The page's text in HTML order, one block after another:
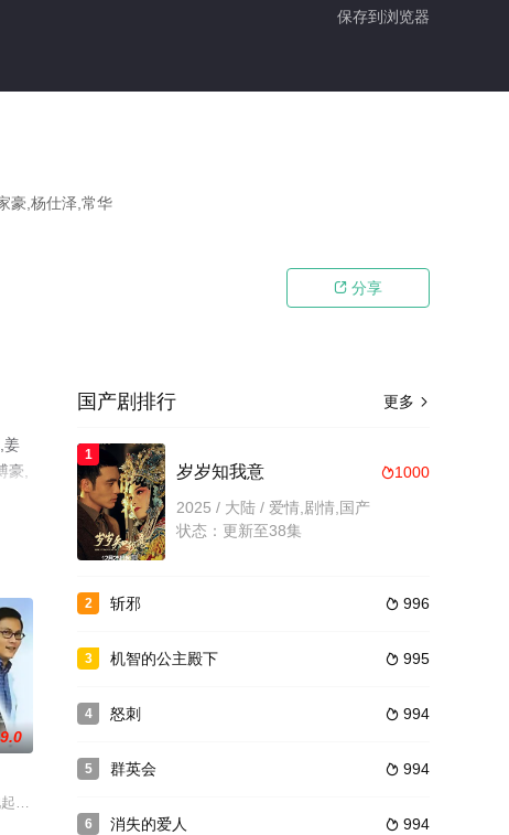
保存到浏览器
豪,杨仕泽,常华
 分享
姜
豪,
的易欣然一次次穿梭时空，帮
人摘折，在势力交错的局势下与东宫储君萧华雍（何与 饰）相
9.0
静 饰）撤手人寰后，遵照遗嘱去寻找早年被母亲遗弃的弟妹，茫茫人海，寻
更多 
国产剧排行
1
1000
岁岁知我意
2025 / 大陆 / 爱情,剧情,国产
状态：更新至38集
2  996
斩邪
3  995
机智的公主殿下
4  994
怒刺
5  994
群英会
6  994
消失的爱人